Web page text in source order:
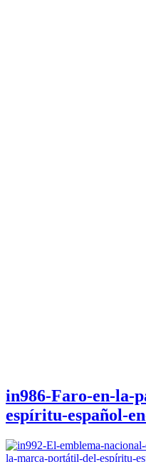
in986-Faro-en-la-
espíritu-español-